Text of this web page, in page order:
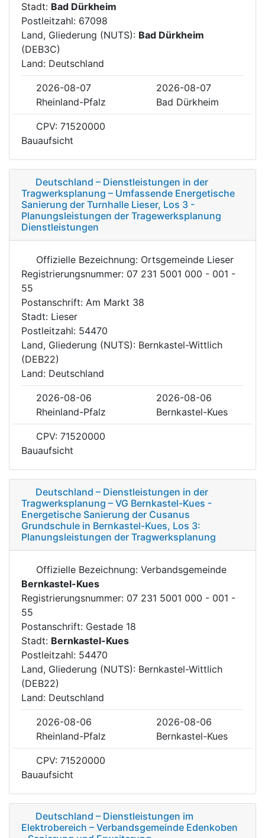
Stadt: Bad Dürkheim
Postleitzahl: 67098
Land, Gliederung (NUTS): Bad Dürkheim
(DEB3C)
Land: Deutschland
2026-08-07
2026-08-07
Rheinland-Pfalz
Bad Dürkheim
CPV: 71520000
Bauaufsicht
Deutschland – Dienstleistungen in der
Tragwerksplanung – Umfassende Energetische
Sanierung der Turnhalle Lieser, Los 3 -
Planungsleistungen der Tragewerksplanung
Dienstleistungen
Offizielle Bezeichnung: Ortsgemeinde Lieser
Registrierungsnummer: 07 231 5001 000 - 001 -
55
Postanschrift: Am Markt 38
Stadt: Lieser
Postleitzahl: 54470
Land, Gliederung (NUTS): Bernkastel-Wittlich
(DEB22)
Land: Deutschland
2026-08-06
2026-08-06
Rheinland-Pfalz
Bernkastel-Kues
CPV: 71520000
Bauaufsicht
Deutschland – Dienstleistungen in der
Tragwerksplanung – VG Bernkastel-Kues -
Energetische Sanierung der Cusanus
Grundschule in Bernkastel-Kues, Los 3:
Planungsleistungen der Tragwerksplanung
Offizielle Bezeichnung: Verbandsgemeinde
Bernkastel-Kues
Registrierungsnummer: 07 231 5001 000 - 001 -
55
Postanschrift: Gestade 18
Stadt: Bernkastel-Kues
Postleitzahl: 54470
Land, Gliederung (NUTS): Bernkastel-Wittlich
(DEB22)
Land: Deutschland
2026-08-06
2026-08-06
Rheinland-Pfalz
Bernkastel-Kues
CPV: 71520000
Bauaufsicht
Deutschland – Dienstleistungen im
Elektrobereich – Verbandsgemeinde Edenkoben